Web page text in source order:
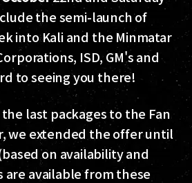
the semi-launch of
into Kali and the Minmatar
ISD, GM's and
to seeing you there!
last packages to the Fan
we extended the offer until
on availability and
are available from these